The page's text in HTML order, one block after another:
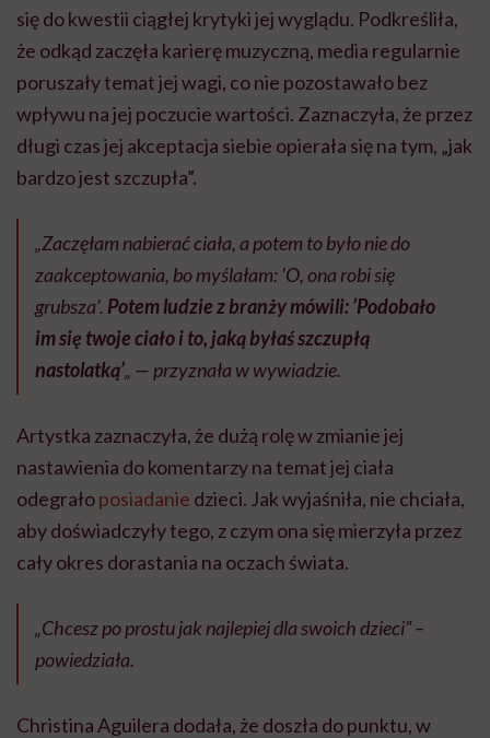
się do kwestii ciągłej krytyki jej wyglądu. Podkreśliła,
że odkąd zaczęła karierę muzyczną, media regularnie
poruszały temat jej wagi, co nie pozostawało bez
wpływu na jej poczucie wartości. Zaznaczyła, że przez
długi czas jej akceptacja siebie opierała się na tym, „jak
bardzo jest szczupła”.
„Zaczęłam nabierać ciała, a potem to było nie do
zaakceptowania, bo myślałam: 'O, ona robi się
grubsza’. Potem ludzie z branży mówili: ’Podobało
im się twoje ciało i to, jaką byłaś szczupłą
nastolatką’„ — przyznała w wywiadzie.
Artystka zaznaczyła, że dużą rolę w zmianie jej
nastawienia do komentarzy na temat jej ciała
odegrałoposiadanie dzieci. Jak wyjaśniła, nie chciała,
aby doświadczyły tego, z czym ona się mierzyła przez
cały okres dorastania na oczach świata.
„Chcesz po prostu jak najlepiej dla swoich dzieci” –
powiedziała.
Christina Aguilera dodała, że doszła do punktu, w